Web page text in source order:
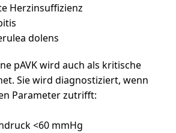
Herzinsuffizienz
dolens
pAVK wird auch als kritische
Sie wird diagnostiziert, wenn
Parameter zutrifft:
<60 mmHg